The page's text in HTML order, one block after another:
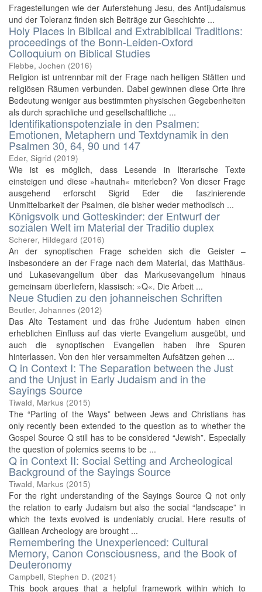
Fragestellungen wie der Auferstehung Jesu, des Antijudaismus
und der Toleranz finden sich Beiträge zur Geschichte ...
Holy Places in Biblical and Extrabiblical Traditions:
proceedings of the Bonn-Leiden-Oxford
Colloquium on Biblical Studies
Flebbe, Jochen (2016)
Religion ist untrennbar mit der Frage nach heiligen Stätten und
religiösen Räumen verbunden. Dabei gewinnen diese Orte ihre
Bedeutung weniger aus bestimmten physischen Gegebenheiten
als durch sprachliche und gesellschaftliche ...
Identifikationspotenziale in den Psalmen:
Emotionen, Metaphern und Textdynamik in den
Psalmen 30, 64, 90 und 147
Eder, Sigrid (2019)
Wie ist es möglich, dass Lesende in literarische Texte
einsteigen und diese »hautnah« miterleben? Von dieser Frage
ausgehend erforscht Sigrid Eder die faszinierende
Unmittelbarkeit der Psalmen, die bisher weder methodisch ...
Königsvolk und Gotteskinder: der Entwurf der
sozialen Welt im Material der Traditio duplex
Scherer, Hildegard (2016)
An der synoptischen Frage scheiden sich die Geister –
insbesondere an der Frage nach dem Material, das Matthäus-
und Lukasevangelium über das Markusevangelium hinaus
gemeinsam überliefern, klassisch: »Q«. Die Arbeit ...
Neue Studien zu den johanneischen Schriften
Beutler, Johannes (2012)
Das Alte Testament und das frühe Judentum haben einen
erheblichen Einfluss auf das vierte Evangelium ausgeübt, und
auch die synoptischen Evangelien haben ihre Spuren
hinterlassen. Von den hier versammelten Aufsätzen gehen ...
Q in Context I: The Separation between the Just
and the Unjust in Early Judaism and in the
Sayings Source
Tiwald, Markus (2015)
The “Parting of the Ways” between Jews and Christians has
only recently been extended to the question as to whether the
Gospel Source Q still has to be considered “Jewish”. Especially
the question of polemics seems to be ...
Q in Context II: Social Setting and Archeological
Background of the Sayings Source
Tiwald, Markus (2015)
For the right understanding of the Sayings Source Q not only
the relation to early Judaism but also the social “landscape” in
which the texts evolved is undeniably crucial. Here results of
Galilean Archeology are brought ...
Remembering the Unexperienced: Cultural
Memory, Canon Consciousness, and the Book of
Deuteronomy
Campbell, Stephen D. (2021)
This book argues that a helpful framework within which to